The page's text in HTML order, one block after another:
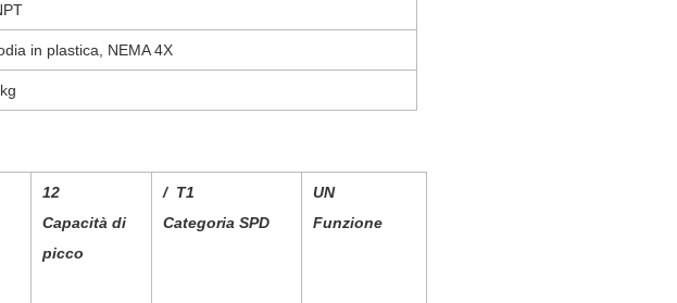
in plastica, NEMA 4X
12
Capacità di
picco
/ T1
Categoria SPD
UN
Funzione